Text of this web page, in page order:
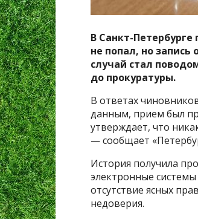
В Санкт-
не попал, но
случай стал
до прокуратуры.
В ответах
данным, прием был
утверждает, что
— сообщает
История получила
электронные
отсутствие ясных
недоверия.